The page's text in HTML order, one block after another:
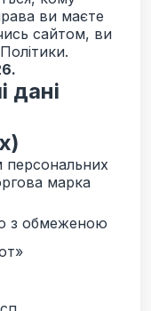
ви маєте
сайтом, ви
дані
персональних
марка
з обмеженою